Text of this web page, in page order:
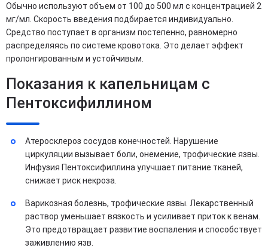
Обычно используют объем от 100 до 500 мл с концентрацией 2
мг/мл. Скорость введения подбирается индивидуально.
Средство поступает в организм постепенно, равномерно
распределяясь по системе кровотока. Это делает эффект
пролонгированным и устойчивым.
Показания к капельницам с
Пентоксифиллином
Атеросклероз сосудов конечностей. Нарушение
циркуляции вызывает боли, онемение, трофические язвы.
Инфузия Пентоксифиллина улучшает питание тканей,
снижает риск некроза.
Варикозная болезнь, трофические язвы. Лекарственный
раствор уменьшает вязкость и усиливает приток к венам.
Это предотвращает развитие воспаления и способствует
заживлению язв.